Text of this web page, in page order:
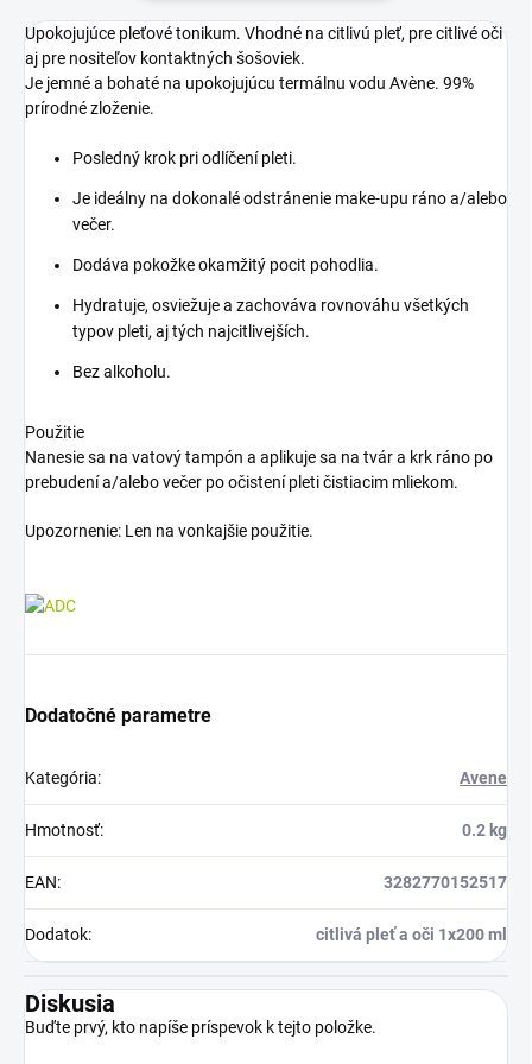
Upokojujúce pleťové tonikum. Vhodné na citlivú pleť, pre citlivé oči
aj pre nositeľov kontaktných šošoviek.
Je jemné a bohaté na upokojujúcu termálnu vodu Avène. 99%
prírodné zloženie.
Posledný krok pri odlíčení pleti.
Je ideálny na dokonalé odstránenie make-upu ráno a/alebo
večer.
Dodáva pokožke okamžitý pocit pohodlia.
Hydratuje, osviežuje a zachováva rovnováhu všetkých
typov pleti, aj tých najcitlivejších.
Bez alkoholu.
Použitie
Nanesie sa na vatový tampón a aplikuje sa na tvár a krk ráno po
prebudení a/alebo večer po očistení pleti čistiacim mliekom.
Upozornenie: Len na vonkajšie použitie.
Dodatočné parametre
Kategória: Avene
Hmotnosť: 0.2 kg
EAN: 3282770152517
Dodatok: citlivá pleť a oči 1x200 ml
Diskusia
Buďte prvý, kto napíše príspevok k tejto položke.